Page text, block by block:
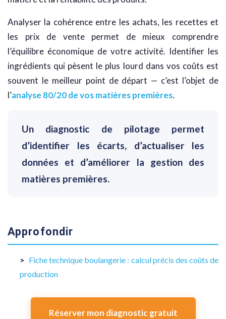
Analyser la cohérence entre les achats, les recettes et
les prix de vente permet de mieux comprendre
l’équilibre économique de votre activité. Identifier les
ingrédients qui pèsent le plus lourd dans vos coûts est
souvent le meilleur point de départ — c’est l’objet de
l’analyse 80/20 de vos matières premières.
Un diagnostic de pilotage permet
d’identifier les écarts, d’actualiser les
données et d’améliorer la gestion des
matières premières.
Approfondir
Fiche technique boulangerie : calcul précis des coûts de
production
Réserver mon diagnostic gratuit